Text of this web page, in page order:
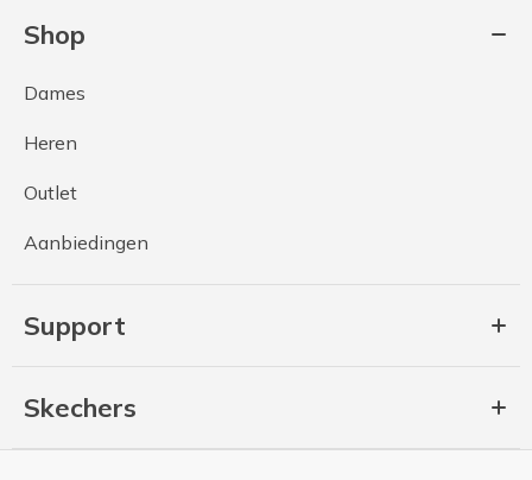
Shop
Dames
Heren
Outlet
Aanbiedingen
Support
Skechers